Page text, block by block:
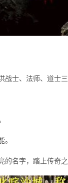
士、法师、道士三
名字，踏上传奇之